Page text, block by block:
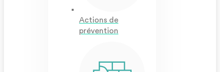
Actions de
prévention